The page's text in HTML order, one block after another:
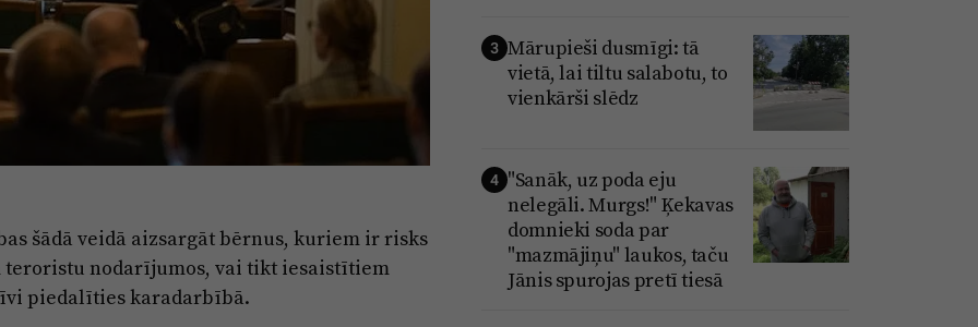
šādā veidā aizsargāt bērnus, kuriem ir risks
nodarījumos, vai tikt iesaistītiem
piedalīties karadarbībā.
3 Mārupieši dusmīgi: tā
vietā, lai tiltu salabotu, to
vienkārši slēdz
4 "Sanāk, uz poda eju
nelegāli. Murgs!" Ķekavas
domnieki soda par
"mazmājiņu" laukos, taču
Jānis spurojas pretī tiesā